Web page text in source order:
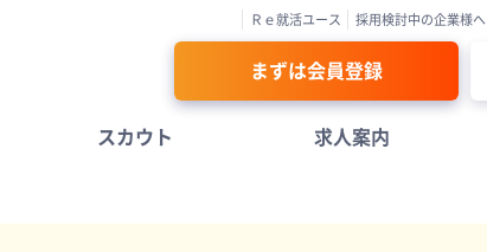
Ｒｅ就活ユース 採用検討中の企業様へ
まずは会員登録
スカウト 求人案内